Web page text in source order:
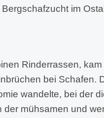
im
Rinderrassen, kam
bei Schafen.
wandelte, bei der
der mühsamen und